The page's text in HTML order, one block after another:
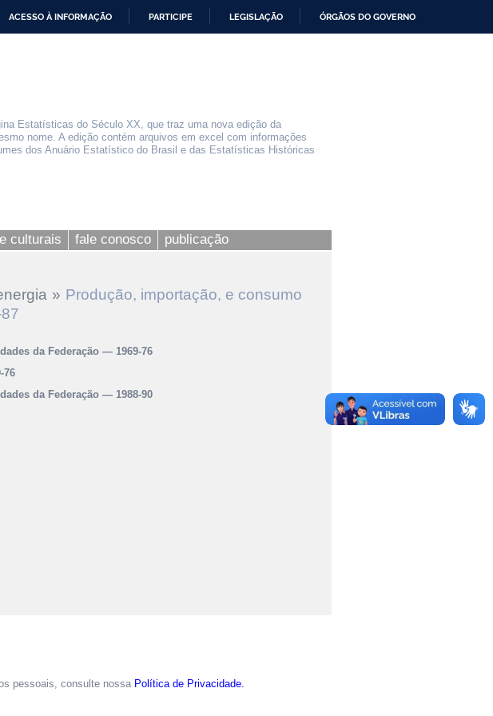
ACESSO À INFORMAÇÃO PARTICIPE LEGISLAÇÃO ÓRGÃOS DO GOVERNO
Estatísticas do Século XX, que traz uma nova edição da
nome. A edição contém arquivos em excel com informações
dos Anuário Estatístico do Brasil e das Estatísticas Históricas
culturais fale conosco publicação
» Produção, importação, e consumo
da Federação — 1969-76
76
da Federação — 1988-90
pessoais, consulte nossa Política de Privacidade.